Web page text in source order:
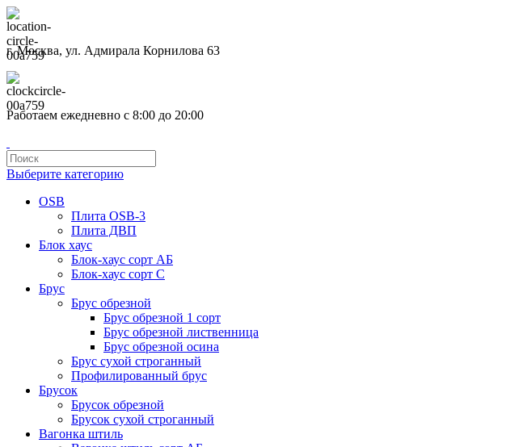
г. Москва, ул. Адмирала Корнилова 63
Работаем ежедневно с 8:00 до 20:00
Выберите категорию
OSB
Плита OSB-3
Плита ДВП
Блок хаус
Блок-хаус сорт АБ
Блок-хаус сорт С
Брус
Брус обрезной
Брус обрезной 1 сорт
Брус обрезной лиственница
Брус обрезной осина
Брус сухой строганный
Профилированный брус
Брусок
Брусок обрезной
Брусок сухой строганный
Вагонка штиль